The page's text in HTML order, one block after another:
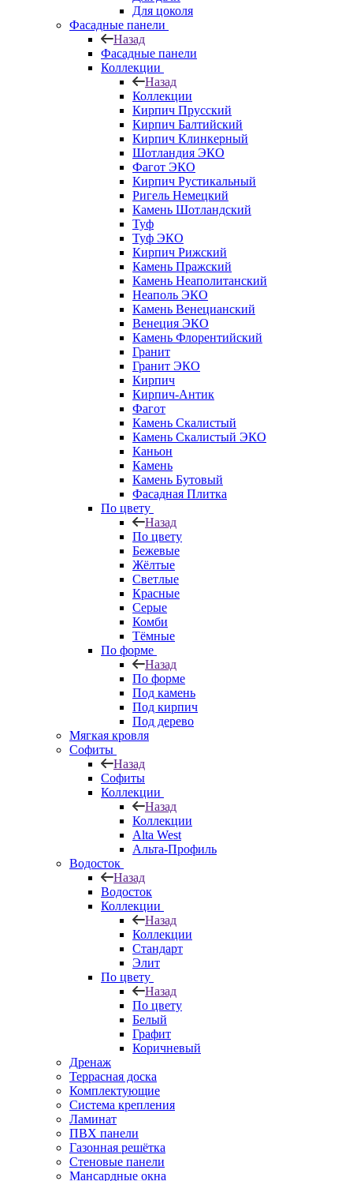
Для цоколя
Фасадные панели
Назад
Фасадные панели
Коллекции
Назад
Коллекции
Кирпич Прусский
Кирпич Балтийский
Кирпич Клинкерный
Шотландия ЭКО
Фагот ЭКО
Кирпич Рустикальный
Ригель Немецкий
Камень Шотландский
Туф
Туф ЭКО
Кирпич Рижский
Камень Пражский
Камень Неаполитанский
Неаполь ЭКО
Камень Венецианский
Венеция ЭКО
Камень Флорентийский
Гранит
Гранит ЭКО
Кирпич
Кирпич-Антик
Фагот
Камень Скалистый
Камень Скалистый ЭКО
Каньон
Камень
Камень Бутовый
Фасадная Плитка
По цвету
Назад
По цвету
Бежевые
Жёлтые
Светлые
Красные
Серые
Комби
Тёмные
По форме
Назад
По форме
Под камень
Под кирпич
Под дерево
Мягкая кровля
Софиты
Назад
Софиты
Коллекции
Назад
Коллекции
Alta West
Альта-Профиль
Водосток
Назад
Водосток
Коллекции
Назад
Коллекции
Стандарт
Элит
По цвету
Назад
По цвету
Белый
Графит
Коричневый
Дренаж
Террасная доска
Комплектующие
Система крепления
Ламинат
ПВХ панели
Газонная решётка
Стеновые панели
Мансардные окна